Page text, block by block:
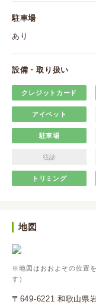
駐車場
あり
設備・取り扱い
クレジットカード
アイペット
駐車場
往診
トリミング
地図
※地図はおおよその位置
す）
〒649-6221 和歌山県